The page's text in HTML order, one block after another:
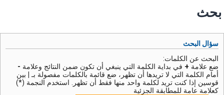
بحث
سؤال البحث
البحث عن الكلمات:
ضع علامة + في بداية الكلمة التي ينبغي أن تكون ضمن النتائج وعلامة -
أمام الكلمة التي لا تريدها أن تظهر، ضع قائمة بالكلمات مفصولة بـ
بين
قوسين إذا كنت تريد لكلمة واحد منها فقط أن تظهر. استخدم النجمة (*)
كعلامة عامة للمطابقة الجزئية